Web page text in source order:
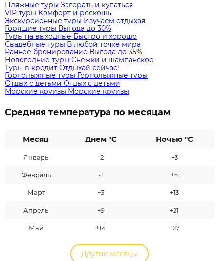
Пляжные туры Загорать и купаться
VIP туры Комфорт и роскошь
Экскурсионные туры Изучаем отдыхая
Горящие туры Выгода до 30%
Туры на выходные Быстро и хорошо
Свадебные туры В любой точке мира
Раннее бронирование Выгода до 35%
Новогодние туры Снежки и шампанское
Туры в кредит Отдыхай сейчас!
Горнолыжные туры Горнолыжные туры
Отдых с детьми Отдых с детьми
Морские круизы Морские круизы
Средняя температура по месяцам
Месяц Днем °C Ночью °C
Январь -2 +3
Февраль -1 +6
Март +3 +13
Апрель +9 +21
Май +14 +27
Другие месяцы